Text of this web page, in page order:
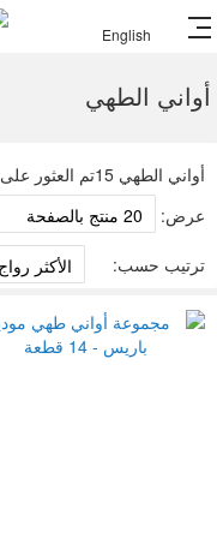
English
أواني الطهي
أواني الطهي 15تم العثور على
عرض:
ترتيب حسب: